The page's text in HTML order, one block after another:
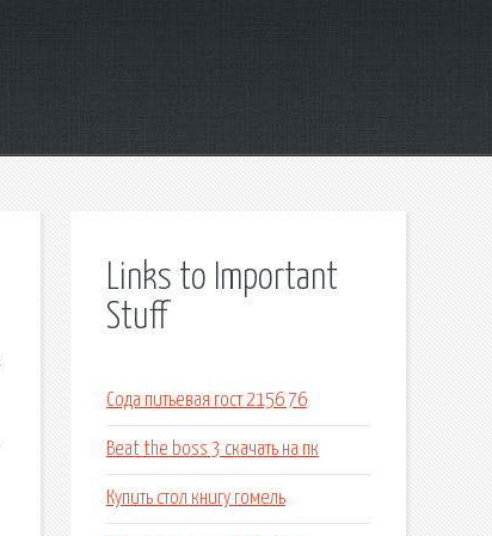
Links to Important
Stuff
Сода питьевая гост 2156 76
Beat the boss 3 скачать на пк
Купить стол книгу гомель